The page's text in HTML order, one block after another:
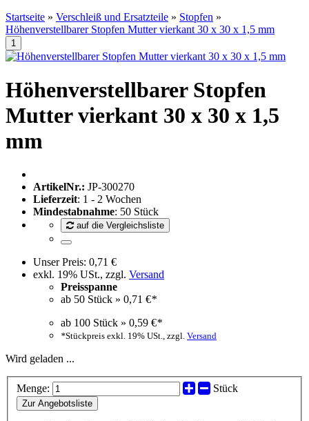
Startseite » Verschleiß und Ersatzteile » Stopfen »
Höhenverstellbarer Stopfen Mutter vierkant 30 x 30 x 1,5 mm
Höhenverstellbarer Stopfen
Mutter vierkant 30 x 30 x 1,5
mm
ArtikelNr.: JP-300270
Lieferzeit: 1 - 2 Wochen
Mindestabnahme: 50 Stück
auf die Vergleichsliste
Unser Preis: 0,71 €
exkl. 19% USt., zzgl. Versand
Preisspanne
ab 50 Stück » 0,71 €*
ab 100 Stück » 0,59 €*
*Stückpreis exkl. 19% USt., zzgl. Versand
Wird geladen ...
Menge: Stück
Zur Angebotsliste